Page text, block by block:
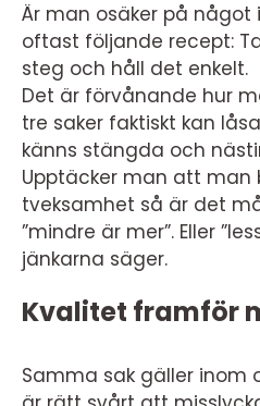
Är man osäker på
oftast följande recept:
steg och håll det enkelt.
Det är förvånande hur
tre saker faktiskt kan
känns stängda och
Upptäcker man att man
tveksamhet så är det
”mindre är mer”. Eller
jänkarna säger.
Kvalitet framför
Samma sak gäller inom